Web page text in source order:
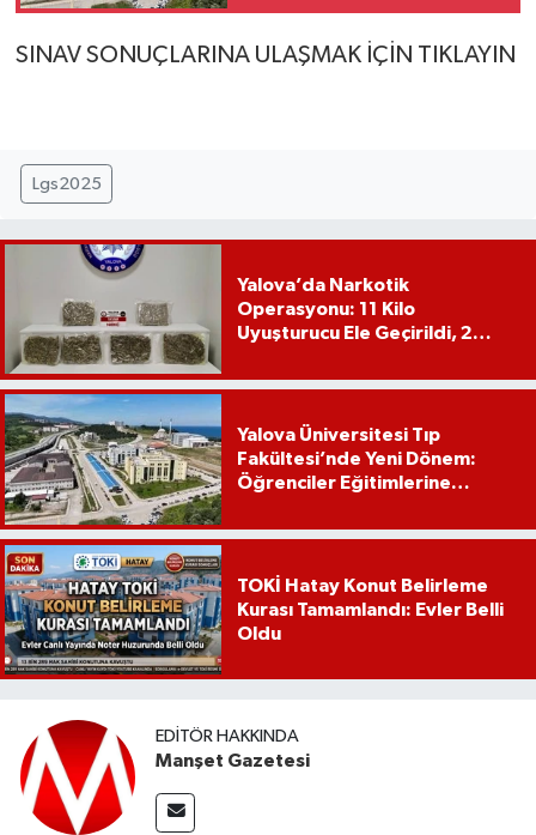
SINAV SONUÇLARINA ULAŞMAK İÇİN TIKLAYIN
Lgs2025
Yalova’da Narkotik
Operasyonu: 11 Kilo
Uyuşturucu Ele Geçirildi, 2
Yalova Üniversitesi Tıp
Fakültesi’nde Yeni Dönem:
Öğrenciler Eğitimlerine
TOKİ Hatay Konut Belirleme
Kurası Tamamlandı: Evler Belli
Oldu
EDITÖR HAKKINDA
Manşet Gazetesi